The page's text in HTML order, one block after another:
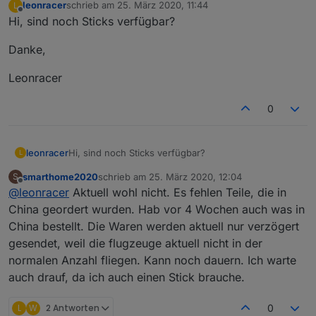
L
Offline
leonracerschrieb am 25. März 2020, 11:44
zuletzt editiert von
Hi, sind noch Sticks verfügbar?
Danke,
Leonracer
0
L leonracerHi, sind noch Sticks verfügbar?
Danke,
Leonracer
S
Offline
smarthome2020schrieb am 25. März 2020, 12:04
zuletzt editiert von
@leonracer Aktuell wohl nicht. Es fehlen Teile, die in
China geordert wurden. Hab vor 4 Wochen auch was in
China bestellt. Die Waren werden aktuell nur verzögert
gesendet, weil die flugzeuge aktuell nicht in der
normalen Anzahl fliegen. Kann noch dauern. Ich warte
auch drauf, da ich auch einen Stick brauche.
L W 2 Antworten 0